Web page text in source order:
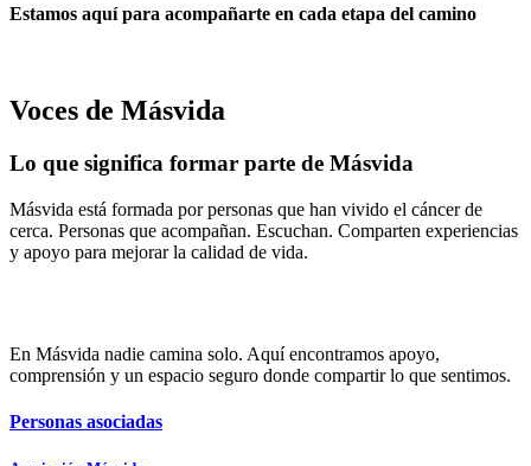
Estamos aquí para acompañarte en cada etapa del camino
Voces de Másvida
Lo que significa formar parte de Másvida
Másvida está formada por personas que han vivido el cáncer de
cerca. Personas que acompañan. Escuchan. Comparten experiencias
y apoyo para mejorar la calidad de vida.
En Másvida nadie camina solo. Aquí encontramos apoyo,
comprensión y un espacio seguro donde compartir lo que sentimos.
Personas asociadas